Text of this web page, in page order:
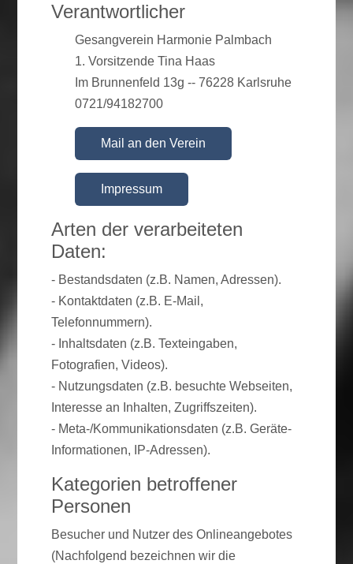
Verantwortlicher
Gesangverein Harmonie Palmbach
1. Vorsitzende Tina Haas
Im Brunnenfeld 13g -- 76228 Karlsruhe
0721/94182700
Mail an den Verein
Impressum
Arten der verarbeiteten
Daten:
- Bestandsdaten (z.B. Namen, Adressen).
- Kontaktdaten (z.B. E-Mail,
Telefonnummern).
- Inhaltsdaten (z.B. Texteingaben,
Fotografien, Videos).
- Nutzungsdaten (z.B. besuchte Webseiten,
Interesse an Inhalten, Zugriffszeiten).
- Meta-/Kommunikationsdaten (z.B. Geräte-
Informationen, IP-Adressen).
Kategorien betroffener
Personen
Besucher und Nutzer des Onlineangebotes
(Nachfolgend bezeichnen wir die